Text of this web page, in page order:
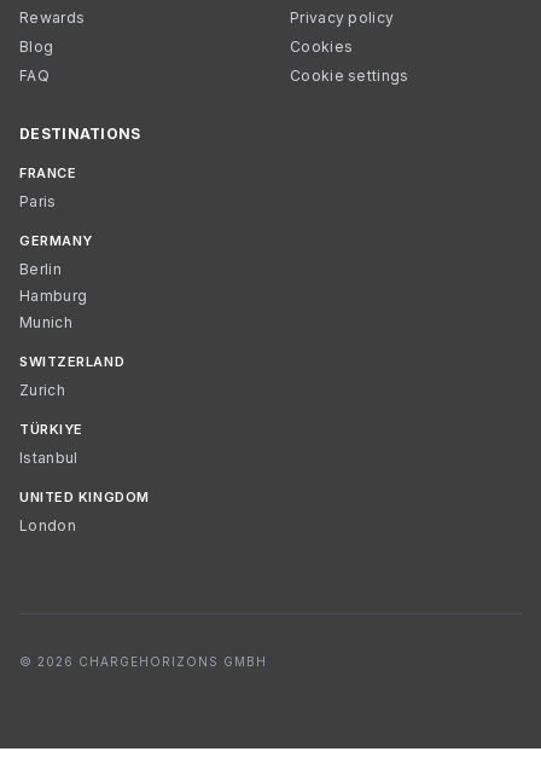
Rewards
Blog
FAQ
Privacy policy
Cookies
Cookie settings
DESTINATIONS
FRANCE
Paris
GERMANY
Berlin
Hamburg
Munich
SWITZERLAND
Zurich
TÜRKIYE
Istanbul
UNITED KINGDOM
London
© 2026 CHARGEHORIZONS GMBH